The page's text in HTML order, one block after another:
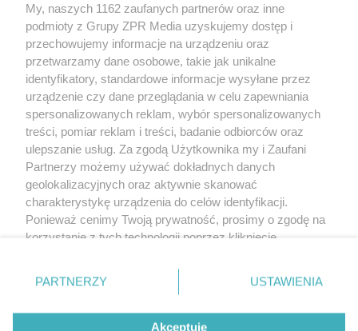
Żaden utwór zamieszczony w serwisie nie może być powielany i
rozpowszechniany lub dalej rozpowszechniany w jakikolwiek sposób (w
tym także elektroniczny lub mechaniczny) na jakimkolwiek polu
eksploatacji w jakiejkolwiek formie, włącznie z umieszczaniem w Internecie
bez pisemnej zgody właściciela praw. Jakiekolwiek użycie lub
wykorzystanie utworów w całości lub w części z naruszeniem prawa, tzn.
bez właściwej zgody, jest zabronione pod groźbą kary i może być ścigane
prawnie.
O nas
My, naszych 1162 zaufanych partnerów oraz inne
podmioty z Grupy ZPR Media uzyskujemy dostęp i
przechowujemy informacje na urządzeniu oraz
przetwarzamy dane osobowe, takie jak unikalne
identyfikatory, standardowe informacje wysyłane przez
urządzenie czy dane przeglądania w celu zapewniania
spersonalizowanych reklam, wybór spersonalizowanych
treści, pomiar reklam i treści, badanie odbiorców oraz
ulepszanie usług. Za zgodą Użytkownika my i Zaufani
Partnerzy możemy używać dokładnych danych
geolokalizacyjnych oraz aktywnie skanować
charakterystykę urządzenia do celów identyfikacji.
Ponieważ cenimy Twoją prywatność, prosimy o zgodę na
korzystanie z tych technologii poprzez kliknięcie
zmienić/wycofać klikając przycisk ustawień prywatności
znajdujący się w lewym dolnym rogu strony
rodzaje przetwarzania danych nie wymagają zgody
użytkownika, ale masz prawo sprzeciwić się takiemu
PARTNERZY USTAWIENIA
Akceptuję